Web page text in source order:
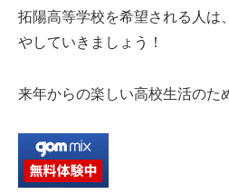
拓陽高等学校を希望される人は
やしていきましょう！
来年からの楽しい高校生活のた